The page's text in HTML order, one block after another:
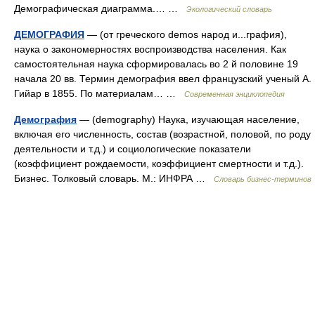
Демографическая диаграмма.… …
Экологический словарь
ДЕМОГРАФИЯ — (от греческого demos народ и...графия),
наука о закономерностях воспроизводства населения. Как
самостоятельная наука сформировалась во 2 й половине 19
начала 20 вв. Термин демография ввел французский ученый А.
Гийар в 1855. По материалам… …
Современная энциклопедия
Демография — (demography) Наука, изучающая население,
включая его численность, состав (возрастной, половой, по роду
деятельности и т.д.) и социологические показатели
(коэффициент рождаемости, коэффициент смертности и т.д.).
Бизнес. Толковый словарь. М.: ИНФРА …
Словарь бизнес-терминов